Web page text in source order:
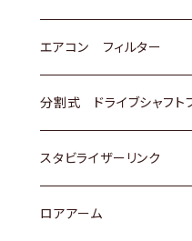
スバル
マツダ
三菱
スバル
三菱
スバル
スズキ
日産
いすゞ
ダイハツ
トヨタ
ホンダ
スズキ
日産
エアコン フィルター
トヨタ
ホンダ
スズキ
分割式 ドライブシャフト
トヨタ
ホンダ
スタビライザーリンク
トヨタ
ロアアーム